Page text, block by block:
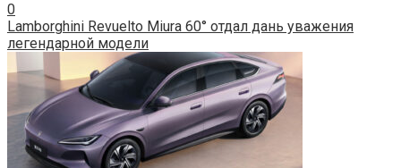
0
Lamborghini Revuelto Miura 60° отдал дань уважения
легендарной модели